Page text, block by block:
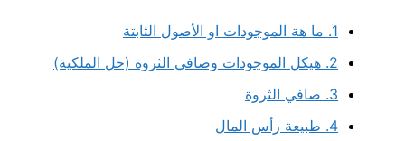
1. ما هة الموجودات او الأصول الثابتة
2. هيكل الموجودات وصافي الثروة (حل الملكية)
3. صافي الثروة
4. طبيعة رأس المال